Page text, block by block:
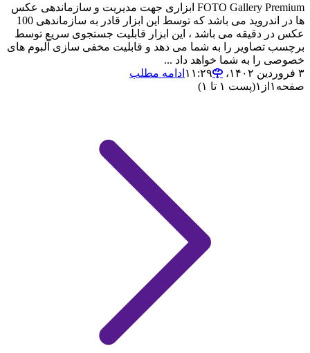
FOTO Gallery Premium ابزاری جهت مدیریت و سازماندهی عکس
ها در اندروید می باشد که توسط این ابزار قادر به سازماندهی 100
عکس در دقیقه می باشد ، این ابزار قابلیت جستجوی سریع توسط
برچسب تصاویر را به شما می دهد و قابلیت مخفی سازی آلبوم های
خصوصی را به شما خواهد داد ...
۳ فروردین ۱۴۰۲،‏ ۱۱:۲۹
ادامه مطلب
صفحه ۱ از ۱(پست ۱ تا ۱)